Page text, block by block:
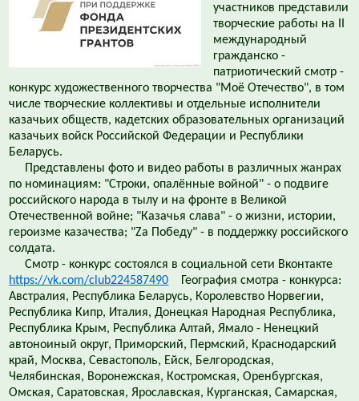
участников представили
творческие работы на II
международный
гражданско -
патриотический смотр -
конкурс художественного творчества "Моё Отечество", в том
числе творческие коллективы и отдельные исполнители
казачьих обществ, кадетских образовательных организаций
казачьих войск Российской Федерации и Республики
Беларусь.
Представлены фото и видео работы в различных жанрах
по номинациям: "Строки, опалённые войной" - о подвиге
российского народа в тылу и на фронте в Великой
Отечественной войне; "Казачья слава" - о жизни, истории,
героизме казачества; "Zа Победу" - в поддержку российского
солдата.
Смотр - конкурс состоялся в социальной сети Вконтакте
https://vk.com/club224587490 География смотра - конкурса:
Австралия, Республика Беларусь, Королевство Норвегии,
Республика Кипр, Италия, Донецкая Народная Республика,
Республика Крым, Республика Алтай, Ямало - Ненецкий
автоноиный округ, Приморский, Пермский, Краснодарский
край, Москва, Севастополь, Ейск, Белгородская,
Челябинская, Воронежская, Костромская, Оренбургская,
Омская, Саратовская, Ярославская, Курганская, Самарская,